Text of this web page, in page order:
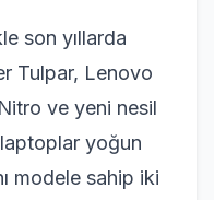
son yıllarda
Tulpar, Lenovo
ve yeni nesil
yoğun
modele sahip iki